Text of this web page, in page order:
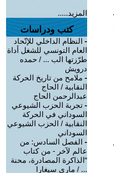
المزيد.....
كتب ودراسات
- النظام الداخلي للإتّحاد
العام التونسي للشغل أداة
طرّزتها الب ... / حمده
درويش
- ملامح من تاريخ الحركة
النقابية / الحاج
عبدالرحمن الحاج
- تجربة الحزب الشيوعي
السوداني في الحركة
النقابية / الحزب الشيوعي
السوداني
- الفصل السادس: من
عالم لآخر - من كتاب
“الذاكرة المصادرة، محنة
... / ماري سيغارا